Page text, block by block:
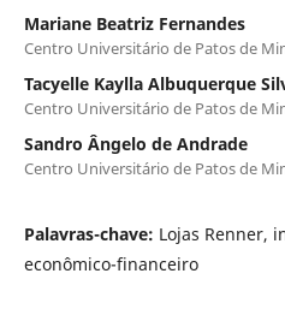
Mariane Beatriz Fernandes
Centro Universitário de Patos de
Tacyelle Kaylla Albuquerque
Centro Universitário de Patos de
Sandro Ângelo de Andrade
Centro Universitário de Patos de
Palavras-chave: Lojas Renner,
econômico-financeiro